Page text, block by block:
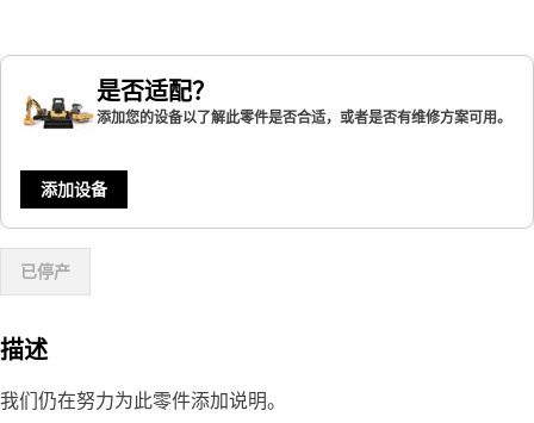
是否适配？
添加您的设备以了解此零件是否合适，或者是否有维修方案可用。
添加设备
已停产
描述
我们仍在努力为此零件添加说明。